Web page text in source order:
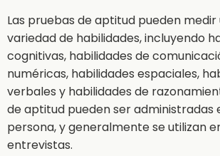
Las pruebas de aptitud pueden
variedad de habilidades, incluyendo
cognitivas, habilidades de
numéricas, habilidades espaciales,
verbales y habilidades de
de aptitud pueden ser administradas
persona, y generalmente se utilizan
entrevistas.